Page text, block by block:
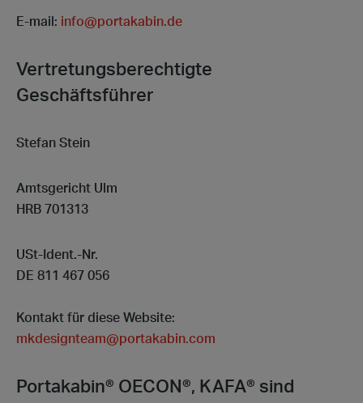
E-mail: info@portakabin.de
Vertretungsberechtigte
Geschäftsführer
Stefan Stein
Amtsgericht Ulm
HRB 701313
USt-Ident.-Nr.
DE 811 467 056
Kontakt für diese Website:
mkdesignteam@portakabin.com
Portakabin® OECON®, KAFA® sind